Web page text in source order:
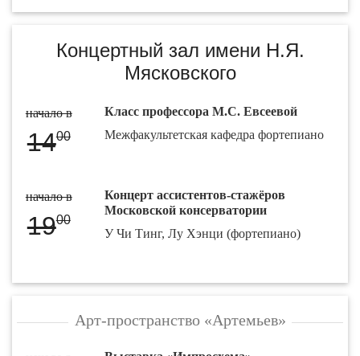
Концертный зал имени Н.Я.
Мясковского
начало в
1400
Класс профессора М.С. Евсеевой
Межфакультетская кафедра фортепиано
начало в
1900
Концерт ассистентов-стажёров
Московской консерватории
У Чи Тинг, Лу Хэнци (фортепиано)
Арт-пространство «Артемьев»